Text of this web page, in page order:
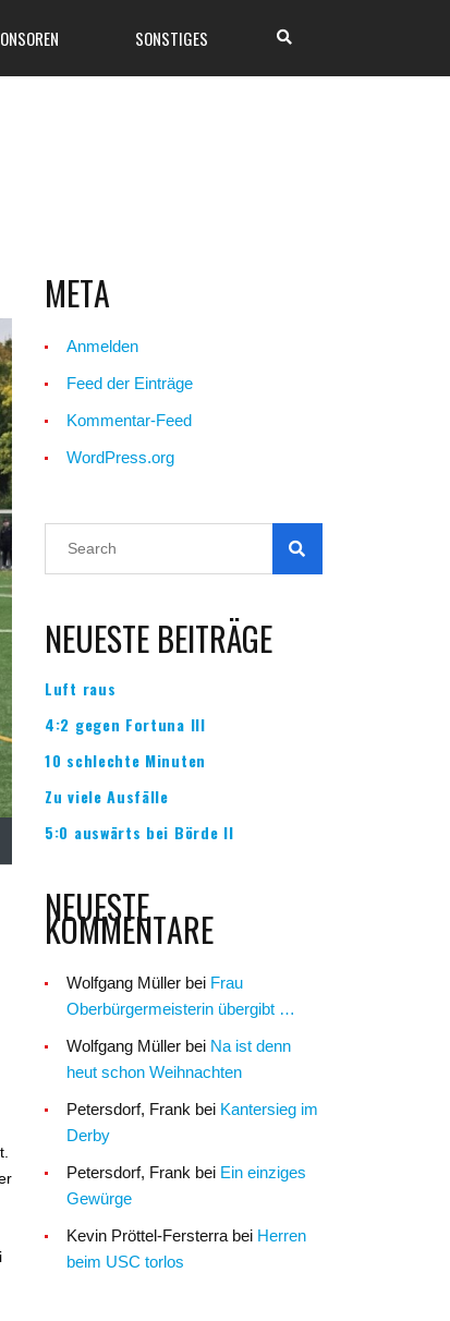
SONSTIGES
META
Anmelden
Feed der Einträge
Kommentar-Feed
WordPress.org
NEUESTE BEITRÄGE
Luft raus
4:2 gegen Fortuna III
10 schlechte Minuten
Zu viele Ausfälle
5:0 auswärts bei Börde II
NEUESTE
KOMMENTARE
Wolfgang Müller bei Frau
Oberbürgermeisterin übergibt …
Wolfgang Müller bei Na ist denn
heut schon Weihnachten
Petersdorf, Frank bei Kantersieg im
Derby
Petersdorf, Frank bei Ein einziges
Gewürge
Kevin Pröttel-Fersterra bei Herren
beim USC torlos